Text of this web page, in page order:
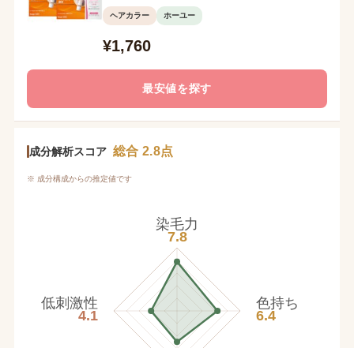
ヘアカラー ホーユー
¥1,760
最安値を探す
成分解析スコア 総合 2.8点
※ 成分構成からの推定値です
染毛力
7.8
色持ち
6.4
低刺激性
4.1